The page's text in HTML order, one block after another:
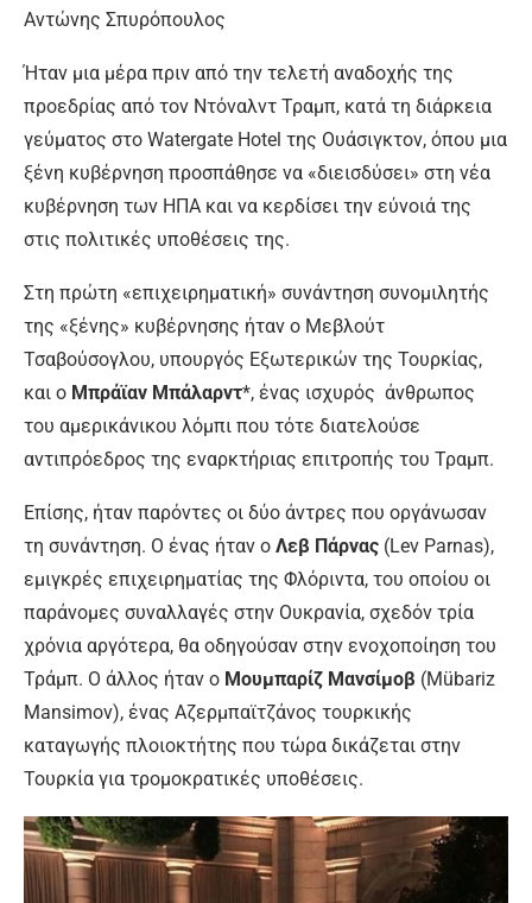
Αντώνης Σπυρόπουλος
Ήταν μια μέρα πριν από την τελετή αναδοχής της
προεδρίας από τον Ντόναλντ Τραμπ, κατά τη διάρκεια
γεύματος στο Watergate Hotel της Ουάσιγκτον, όπου μια
ξένη κυβέρνηση προσπάθησε να «διεισδύσει» στη νέα
κυβέρνηση των ΗΠΑ και να κερδίσει την εύνοιά της
στις πολιτικές υποθέσεις της.
Στη πρώτη «επιχειρηματική» συνάντηση συνομιλητής
της «ξένης» κυβέρνησης ήταν ο Μεβλούτ
Τσαβούσογλου, υπουργός Εξωτερικών της Τουρκίας,
και ο Μπράϊαν Μπάλαρντ*, ένας ισχυρός άνθρωπος
του αμερικάνικου λόμπι που τότε διατελούσε
αντιπρόεδρος της εναρκτήριας επιτροπής του Τραμπ.
Επίσης, ήταν παρόντες οι δύο άντρες που οργάνωσαν
τη συνάντηση. Ο ένας ήταν ο Λεβ Πάρνας (Lev Parnas),
εμιγκρές επιχειρηματίας της Φλόριντα, του οποίου οι
παράνομες συναλλαγές στην Ουκρανία, σχεδόν τρία
χρόνια αργότερα, θα οδηγούσαν στην ενοχοποίηση του
Τράμπ. Ο άλλος ήταν ο Μουμπαρίζ Μανσίμοβ (Mübariz
Mansimov), ένας Αζερμπαϊτζάνος τουρκικής
καταγωγής πλοιοκτήτης που τώρα δικάζεται στην
Τουρκία για τρομοκρατικές υποθέσεις.